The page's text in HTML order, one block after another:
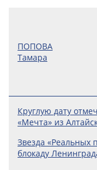
ПОПОВА
Тамара
Круглую дату
«Мечта» из
Звезда «Реальных
блокаду